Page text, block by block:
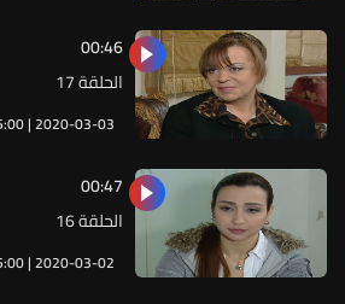
| 2020-03-03
الحلقة 17
00:46
| 2020-03-02
الحلقة 16
00:47